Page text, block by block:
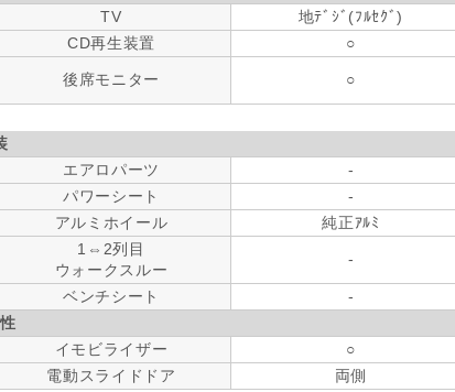
TV
地ﾃﾞｼﾞ(ﾌﾙｾｸﾞ)
CD再生装置
○
後席モニター ○
エアロパーツ
-
パワーシート
-
アルミホイール 純正ｱﾙﾐ
1⇔2列目
ウォークスルー
-
ベンチシート
-
イモビライザー
○
電動スライドドア
両側